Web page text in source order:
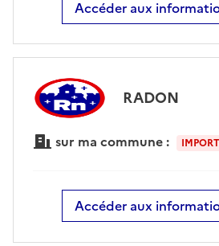
Accéder aux
RADON
sur ma commune :
Accéder aux